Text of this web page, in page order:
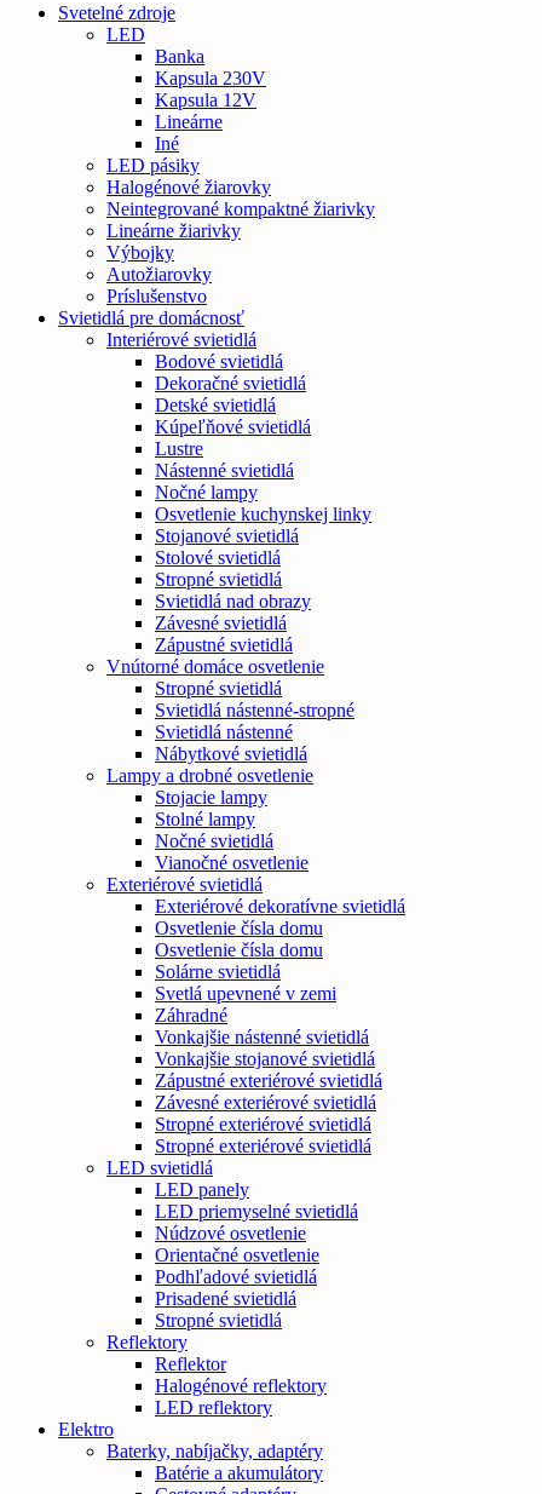
Svetelné zdroje
LED
Banka
Kapsula 230V
Kapsula 12V
Lineárne
Iné
LED pásiky
Halogénové žiarovky
Neintegrované kompaktné žiarivky
Lineárne žiarivky
Výbojky
Autožiarovky
Príslušenstvo
Svietidlá pre domácnosť
Interiérové svietidlá
Bodové svietidlá
Dekoračné svietidlá
Detské svietidlá
Kúpeľňové svietidlá
Lustre
Nástenné svietidlá
Nočné lampy
Osvetlenie kuchynskej linky
Stojanové svietidlá
Stolové svietidlá
Stropné svietidlá
Svietidlá nad obrazy
Závesné svietidlá
Zápustné svietidlá
Vnútorné domáce osvetlenie
Stropné svietidlá
Svietidlá nástenné-stropné
Svietidlá nástenné
Nábytkové svietidlá
Lampy a drobné osvetlenie
Stojacie lampy
Stolné lampy
Nočné svietidlá
Vianočné osvetlenie
Exteriérové svietidlá
Exteriérové dekoratívne svietidlá
Osvetlenie čísla domu
Osvetlenie čísla domu
Solárne svietidlá
Svetlá upevnené v zemi
Záhradné
Vonkajšie nástenné svietidlá
Vonkajšie stojanové svietidlá
Zápustné exteriérové svietidlá
Závesné exteriérové svietidlá
Stropné exteriérové svietidlá
Stropné exteriérové svietidlá
LED svietidlá
LED panely
LED priemyselné svietidlá
Núdzové osvetlenie
Orientačné osvetlenie
Podhľadové svietidlá
Prisadené svietidlá
Stropné svietidlá
Reflektory
Reflektor
Halogénové reflektory
LED reflektory
Elektro
Baterky, nabíjačky, adaptéry
Batérie a akumulátory